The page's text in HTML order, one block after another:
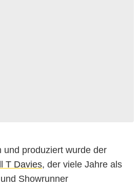
und produziert wurde der
T Davies, der viele Jahre als
Showrunner